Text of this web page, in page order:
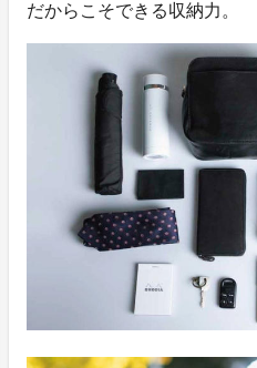
だからこそできる収納力。